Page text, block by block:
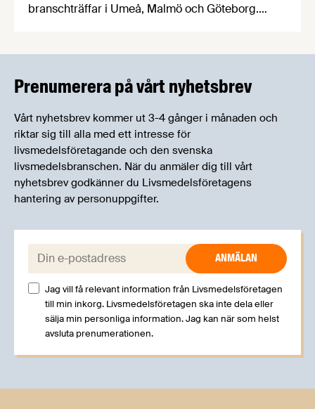
branschträffar i Umeå, Malmö och Göteborg.
Prenumerera på vårt nyhetsbrev
Vårt nyhetsbrev kommer ut 3-4 gånger i månaden och
riktar sig till alla med ett intresse för
livsmedelsföretagande och den svenska
livsmedelsbranschen. När du anmäler dig till vårt
nyhetsbrev godkänner du Livsmedelsföretagens
hantering av personuppgifter.
E-post:
Jag vill få relevant information från Livsmedelsföretagen
till min inkorg. Livsmedelsföretagen ska inte dela eller
sälja min personliga information. Jag kan när som helst
avsluta prenumerationen.